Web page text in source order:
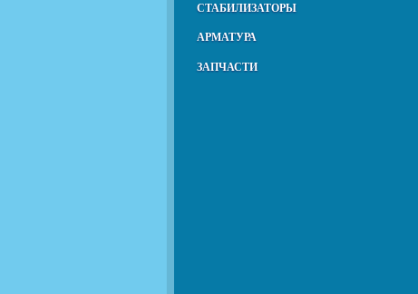
СТАБИЛИЗАТОРЫ
АРМАТУРА
ЗАПЧАСТИ